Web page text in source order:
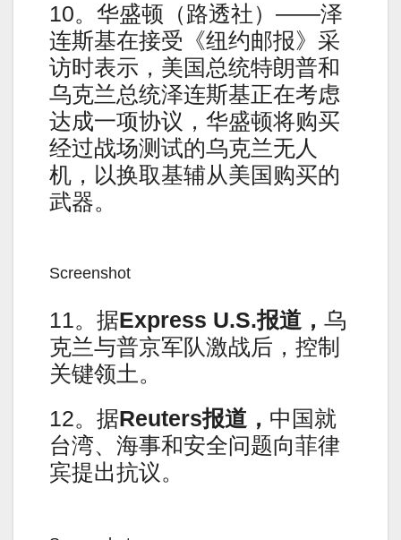
10。华盛顿（路透社）——泽
连斯基在接受《纽约邮报》采
访时表示，美国总统特朗普和
乌克兰总统泽连斯基正在考虑
达成一项协议，华盛顿将购买
经过战场测试的乌克兰无人
机，以换取基辅从美国购买的
武器。
Screenshot
11。据Express U.S.报道， 乌
克兰与普京军队激战后，控制
关键领土。
12。据Reuters报道， 中国就
台湾、海事和安全问题向菲律
宾提出抗议。